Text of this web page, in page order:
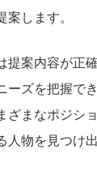
案します。
提案内容が正
ーズを把握で
ざまなポジシ
人物を見つけ